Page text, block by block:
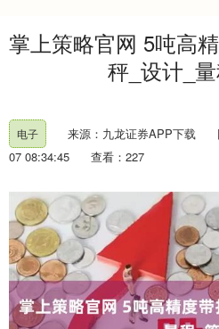
掌上策略官网 5吨高
秤_设计_
电子 来源：九龙证券APP下载
07 08:34:45
查看：227